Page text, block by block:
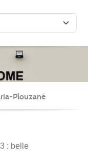
Plouzané
: belle